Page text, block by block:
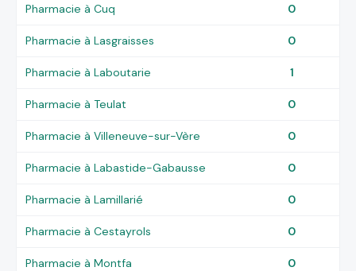
Pharmacie à Cuq 0
Pharmacie à Lasgraisses 0
Pharmacie à Laboutarie 1
Pharmacie à Teulat 0
Pharmacie à Villeneuve-sur-Vère 0
Pharmacie à Labastide-Gabausse 0
Pharmacie à Lamillarié 0
Pharmacie à Cestayrols 0
Pharmacie à Montfa 0